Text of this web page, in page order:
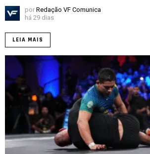
por Redação VF Comunica
há 29 dias
LEIA MAIS